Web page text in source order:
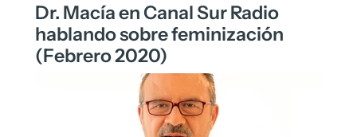
Dr. Macía en Canal Sur Radio
hablando sobre feminización
(Febrero 2020)